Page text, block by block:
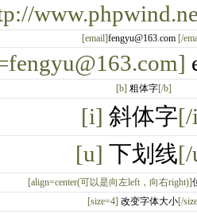
[email]fengyu@163.com [/
[b] 粗体字[/b]
[i] 斜体字
[u] 下划线
[align=center(可以是向左left，向右right)]
[size=4] 改变字体大小[/